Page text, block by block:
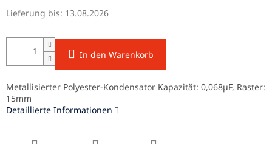
Verkaufspreis:
Lieferung bis: 13.08.2026
In den Warenkorb
Metallisierter Polyester-Kondensator Kapazität: 0,068µF, Raster:
15mm
Detaillierte Informationen